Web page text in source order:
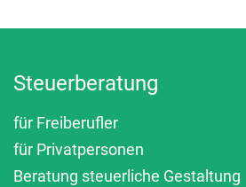
Steuerberatung
für Freiberufler
für Privatpersonen
Beratung steuerliche Gestaltung